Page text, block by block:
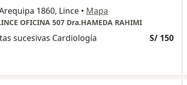
1860, Lince • Mapa
OFICINA 507 Dra.HAMEDA RAHIMI
sucesivas Cardiología S/ 150